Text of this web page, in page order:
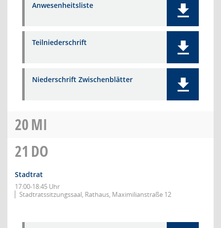
Anwesenheitsliste
Teilniederschrift
Niederschrift Zwischenblätter
20MI
21 DO
Stadtrat
17:00-18:45 Uhr
Stadtratssitzungssaal, Rathaus, Maximilianstraße 12